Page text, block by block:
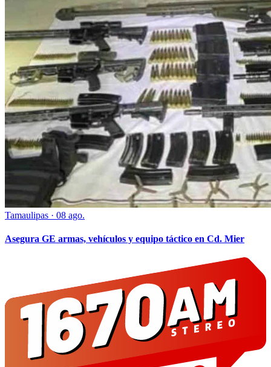
Tamaulipas · 08 ago.
Asegura GE armas, vehículos y equipo táctico en Cd. Mier